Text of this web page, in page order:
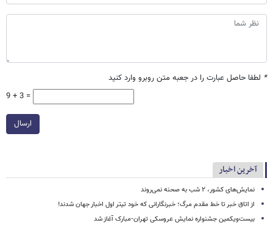
* لطفا حاصل عبارت را در جعبه متن روبرو وارد کنید
9 + 3 =
ارسال
آخرین اخبار
نمایش‌های کشور، ٢ شب به صحنه نمی‌روند
از اتاق خبر تا خط مقدم مرگ؛ خبرنگارانی که خود تیتر اول اخبار جهان شدند!
بیست‌ویکمین جشنواره نمایش عروسکی تهران-مبارک آغاز شد